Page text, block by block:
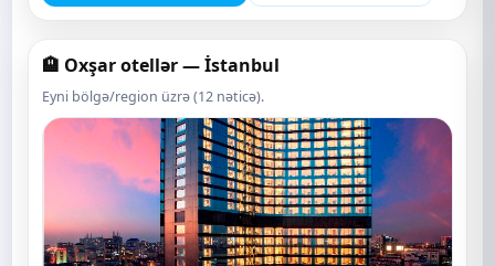
🏨 Oxşar otellər — İstanbul
Eyni bölgə/region üzrə (12 nəticə).